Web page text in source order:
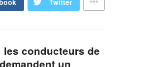
les conducteurs de
un